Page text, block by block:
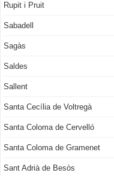
Rupit i Pruit
Sabadell
Sagàs
Saldes
Sallent
Santa Cecília de Voltregà
Santa Coloma de Cervelló
Santa Coloma de Gramenet
Sant Adrià de Besòs